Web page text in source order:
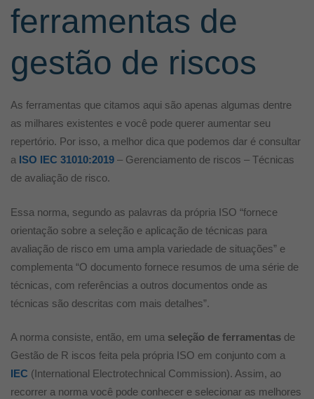
ferramentas de
gestão de riscos
As ferramentas que citamos aqui são apenas algumas dentre
as milhares existentes e você pode querer aumentar seu
repertório. Por isso, a melhor dica que podemos dar é consultar
a ISO IEC 31010:2019 – Gerenciamento de riscos – Técnicas
de avaliação de risco.
Essa norma, segundo as palavras da própria ISO “fornece
orientação sobre a seleção e aplicação de técnicas para
avaliação de risco em uma ampla variedade de situações” e
complementa “O documento fornece resumos de uma série de
técnicas, com referências a outros documentos onde as
técnicas são descritas com mais detalhes”.
A norma consiste, então, em uma seleção de ferramentas de
Gestão de R iscos feita pela própria ISO em conjunto com a
IEC (International Electrotechnical Commission). Assim, ao
recorrer a norma você pode conhecer e selecionar as melhores